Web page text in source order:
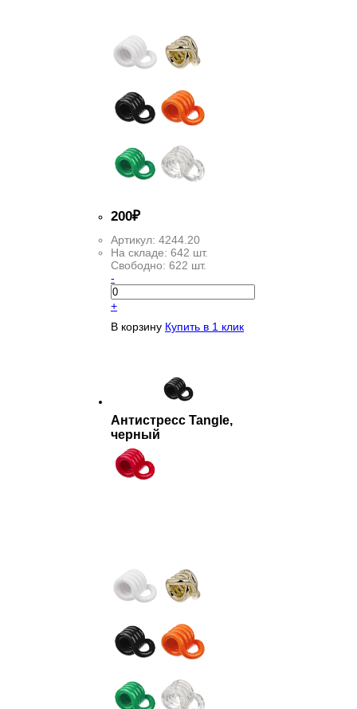
200₽
Артикул: 4244.20
На складе: 642 шт.
Свободно: 622 шт.
-
+
В корзину Купить в 1 клик
Антистресс Tangle,
черный